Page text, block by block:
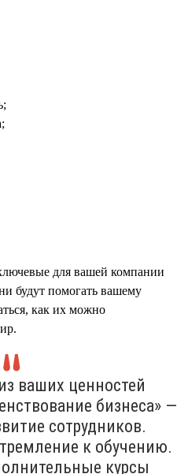
для вашей компании
будут помогать вашему
как их можно
ваших ценностей
бизнеса» —
сотрудников.
к обучению.
курсы